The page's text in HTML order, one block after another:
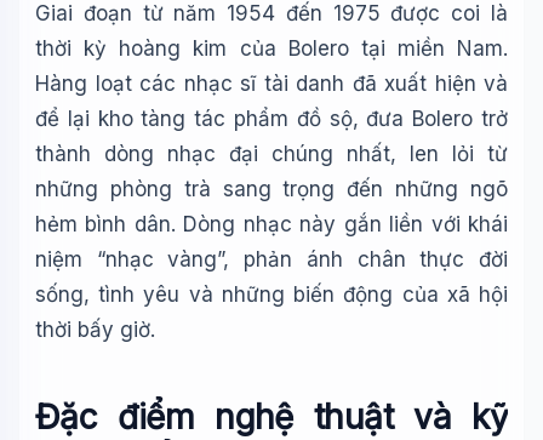
Giai đoạn từ năm 1954 đến 1975 được coi là
thời kỳ hoàng kim của Bolero tại miền Nam.
Hàng loạt các nhạc sĩ tài danh đã xuất hiện và
để lại kho tàng tác phẩm đồ sộ, đưa Bolero trở
thành dòng nhạc đại chúng nhất, len lỏi từ
những phòng trà sang trọng đến những ngõ
hẻm bình dân. Dòng nhạc này gắn liền với khái
niệm “nhạc vàng”, phản ánh chân thực đời
sống, tình yêu và những biến động của xã hội
thời bấy giờ.
Đặc điểm nghệ thuật và kỹ